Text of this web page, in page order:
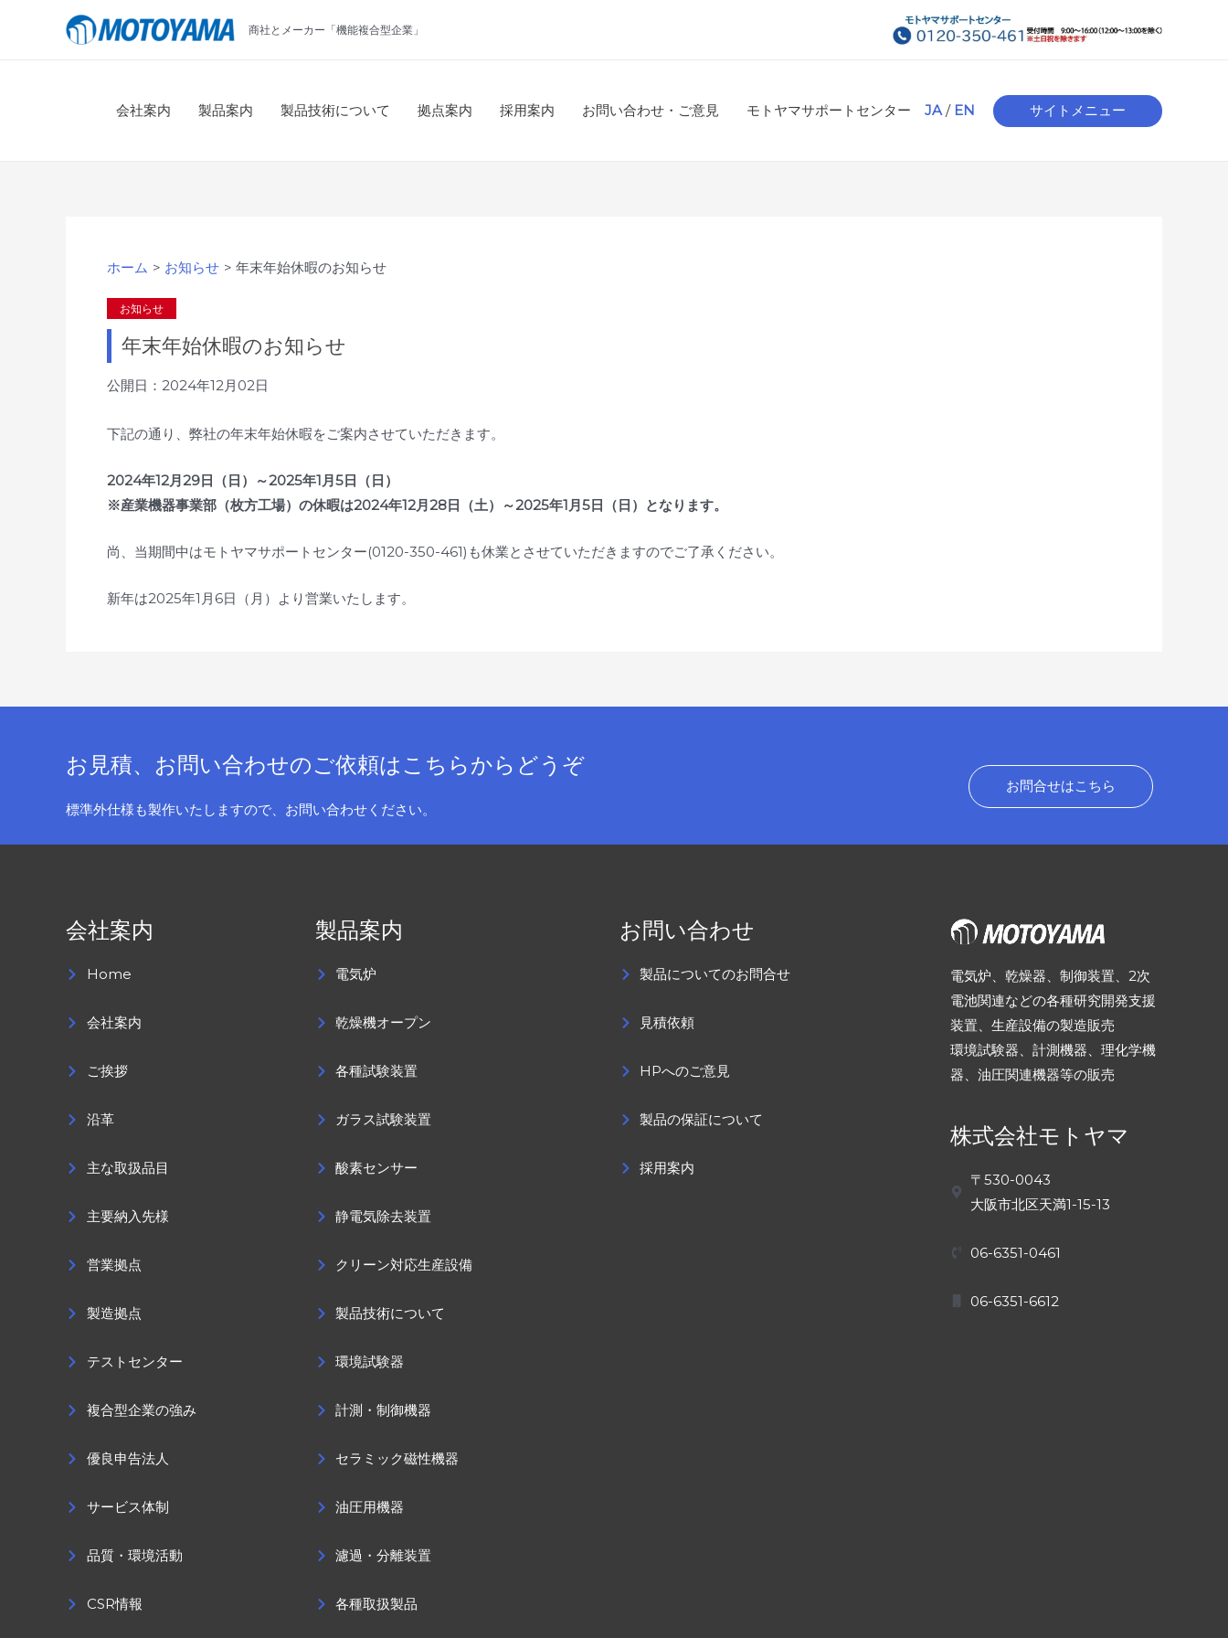
商社とメーカー「機能複合型企業」
会社案内 製品案内 製品技術について 拠点案内 採用案内 お問い合わせ・ご意見 モトヤマサポートセンター JA / EN サイトメニュー
ホーム お知らせ 年末年始休暇のお知らせ
お知らせ
年末年始休暇のお知らせ
公開日：2024年12月02日
下記の通り、弊社の年末年始休暇をご案内させていただきます。
2024年12月29日（日）～2025年1月5日（日）
※産業機器事業部（枚方工場）の休暇は2024年12月28日（土）～2025年1月5日（日）となります。
尚、当期間中はモトヤマサポートセンター(0120-350-461)も休業とさせていただきますのでご了承ください。
新年は2025年1月6日（月）より営業いたします。
お見積、お問い合わせのご依頼はこちらからどうぞ
標準外仕様も製作いたしますので、お問い合わせください。
お問合せはこちら
会社案内
Home
会社案内
ご挨拶
沿革
主な取扱品目
主要納入先様
営業拠点
製造拠点
テストセンター
複合型企業の強み
優良申告法人
サービス体制
品質・環境活動
CSR情報
製品案内
電気炉
乾燥機オープン
各種試験装置
ガラス試験装置
酸素センサー
静電気除去装置
クリーン対応生産設備
製品技術について
環境試験器
計測・制御機器
セラミック磁性機器
油圧用機器
濾過・分離装置
各種取扱製品
お問い合わせ
製品についてのお問合せ
見積依頼
HPへのご意見
製品の保証について
採用案内
電気炉、乾燥器、制御装置、2次
電池関連などの各種研究開発支援
装置、生産設備の製造販売
環境試験器、計測機器、理化学機
器、油圧関連機器等の販売
株式会社モトヤマ
〒530-0043
大阪市北区天満1-15-13
06-6351-0461
06-6351-6612